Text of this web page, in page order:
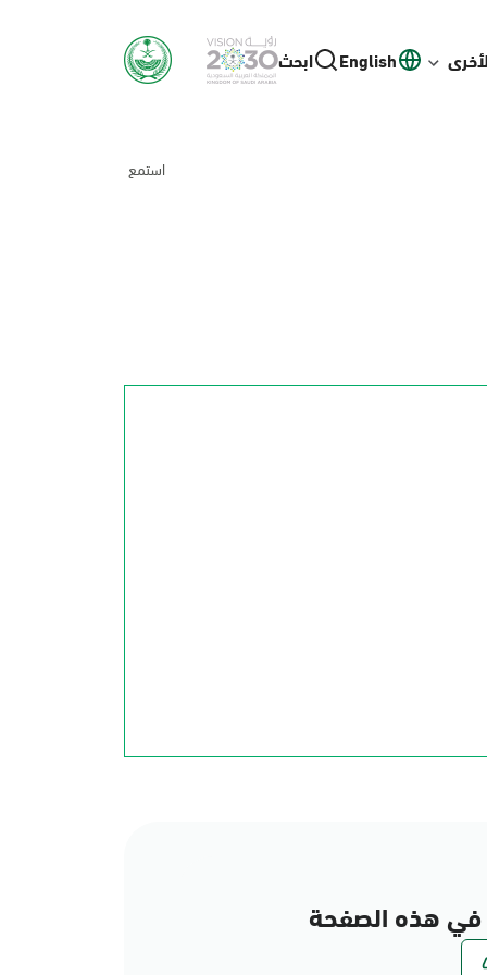
English ابحث
استمع
هذه الصفحة